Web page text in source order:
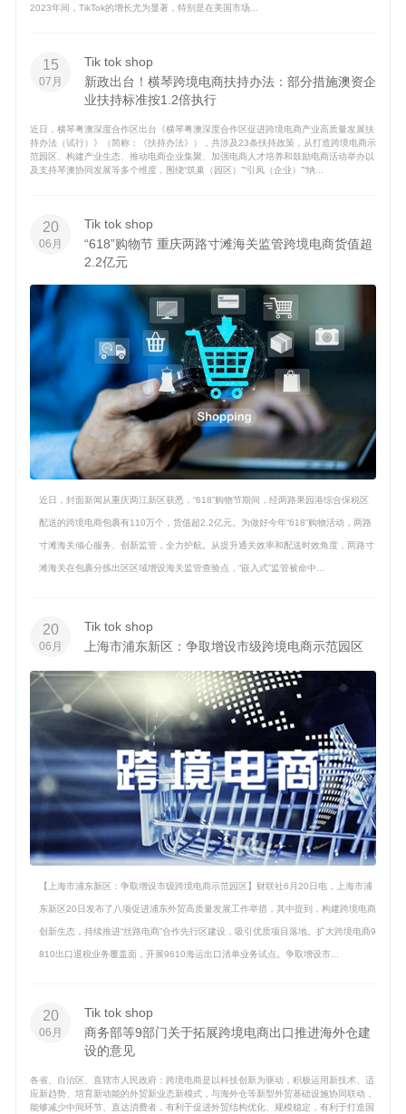
2023年间，TikTok的增长尤为显著，特别是在美国市场...
15
07月
Tik tok shop
新政出台！横琴跨境电商扶持办法：部分措施澳资企
业扶持标准按1.2倍执行
近日，横琴粤澳深度合作区出台《横琴粤澳深度合作区促进跨境电商产业高质量发展扶
持办法（试行）》（简称：《扶持办法》），共涉及23条扶持政策，从打造跨境电商示
范园区、构建产业生态、推动电商企业集聚、加强电商人才培养和鼓励电商活动举办以
及支持琴澳协同发展等多个维度，围绕“筑巢（园区）”“引凤（企业）”“纳...
20
06月
Tik tok shop
“618”购物节 重庆两路寸滩海关监管跨境电商货值超
2.2亿元
近日，封面新闻从重庆两江新区获悉，“618”购物节期间，经两路果园港综合保税区
配送的跨境电商包裹有110万个，货值超2.2亿元。为做好今年“618”购物活动，两路
寸滩海关倾心服务、创新监管，全力护航。从提升通关效率和配送时效角度，两路寸
滩海关在包裹分拣出区区域增设海关监管查验点，“嵌入式”监管被命中...
20
06月
Tik tok shop
上海市浦东新区：争取增设市级跨境电商示范园区
【上海市浦东新区：争取增设市级跨境电商示范园区】财联社6月20日电，上海市浦
东新区20日发布了八项促进浦东外贸高质量发展工作举措，其中提到，构建跨境电商
创新生态，持续推进“丝路电商”合作先行区建设，吸引优质项目落地。扩大跨境电商9
810出口退税业务覆盖面，开展9610海运出口清单业务试点。争取增设市...
20
06月
Tik tok shop
商务部等9部门关于拓展跨境电商出口推进海外仓建
设的意见
各省、自治区、直辖市人民政府：跨境电商是以科技创新为驱动，积极运用新技术、适
应新趋势、培育新动能的外贸新业态新模式，与海外仓等新型外贸基础设施协同联动，
能够减少中间环节、直达消费者，有利于促进外贸结构优化、规模稳定，有利于打造国